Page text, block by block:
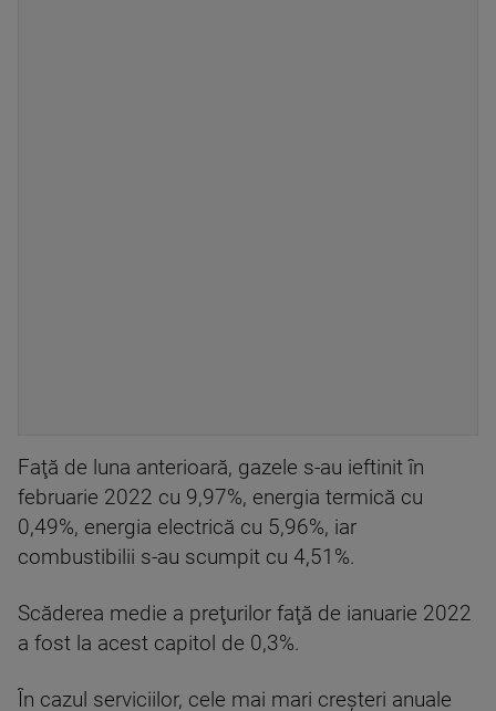
Faţă de luna anterioară, gazele s-au ieftinit în
februarie 2022 cu 9,97%, energia termică cu
0,49%, energia electrică cu 5,96%, iar
combustibilii s-au scumpit cu 4,51%.
Scăderea medie a preţurilor faţă de ianuarie 2022
a fost la acest capitol de 0,3%.
În cazul serviciilor, cele mai mari creşteri anuale